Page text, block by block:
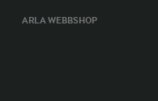
ARLA WEBBSHOP